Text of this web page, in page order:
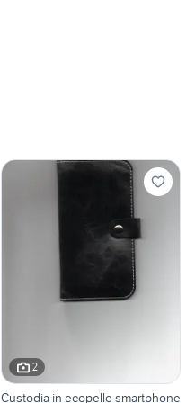
2
Custodia in ecopelle smartphone